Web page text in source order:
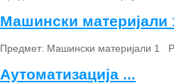
Машински материјали
Предмет: Машински материјали 1
Аутоматизација ...